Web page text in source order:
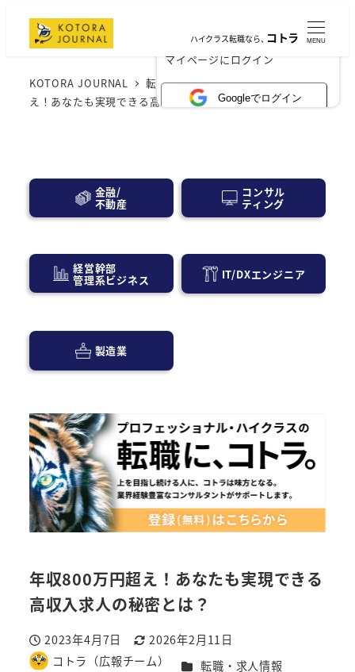
×
マイページにログイン
Googleでログイン
ハイクラス転職なら、コトラ MENU
KOTORA JOURNAL 転職・求人情報
年収800万円超
え！あなたも実現できる高収入求人の秘密とは？
金融/
不動産
コンサル
ティング
経営幹部
管理系ビジネス IT/DXエンジニア
製造業
年収800万円超え！あなたも実現できる
高収入求人の秘密とは？
投稿日
2023年4月7日
更新日
2026年2月11日
コトラ（広報チーム） カテゴリー
転職・求人情報